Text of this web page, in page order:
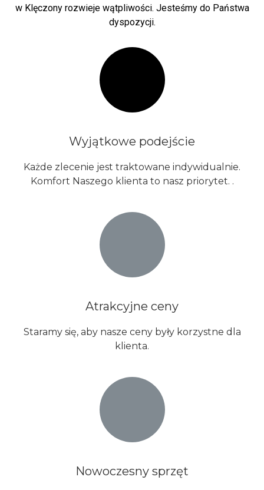
w Klęczony rozwieje wątpliwości. Jesteśmy do Państwa
dyspozycji.
Wyjątkowe podejście
Każde zlecenie jest traktowane indywidualnie.
Komfort Naszego klienta to nasz priorytet. .
Atrakcyjne ceny
Staramy się, aby nasze ceny były korzystne dla
klienta.​
Nowoczesny sprzęt​